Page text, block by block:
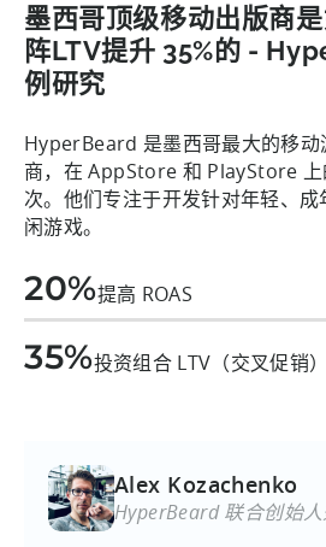
墨西哥顶级移动出版商
阵LTV提升 35%的 -
例研究
HyperBeard 是墨西哥最大的移动
商，在 AppStore 和 PlayStore
次。他们专注于开发针对年轻、
闲游戏。
20%提高 ROAS
35%投资组合 LTV（交叉促销
Alex Kozachenko
HyperBeard 联合创始